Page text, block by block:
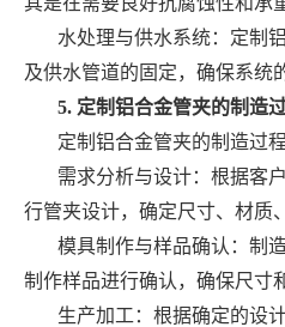
水处理与供水系统：定制
及供水管道的固定，确保系统
5. 定制铝合金管夹的制造
定制铝合金管夹的制造过
需求分析与设计：根据客
行管夹设计，确定尺寸、材质
模具制作与样品确认：制
制作样品进行确认，确保尺寸
生产加工：根据确定的设